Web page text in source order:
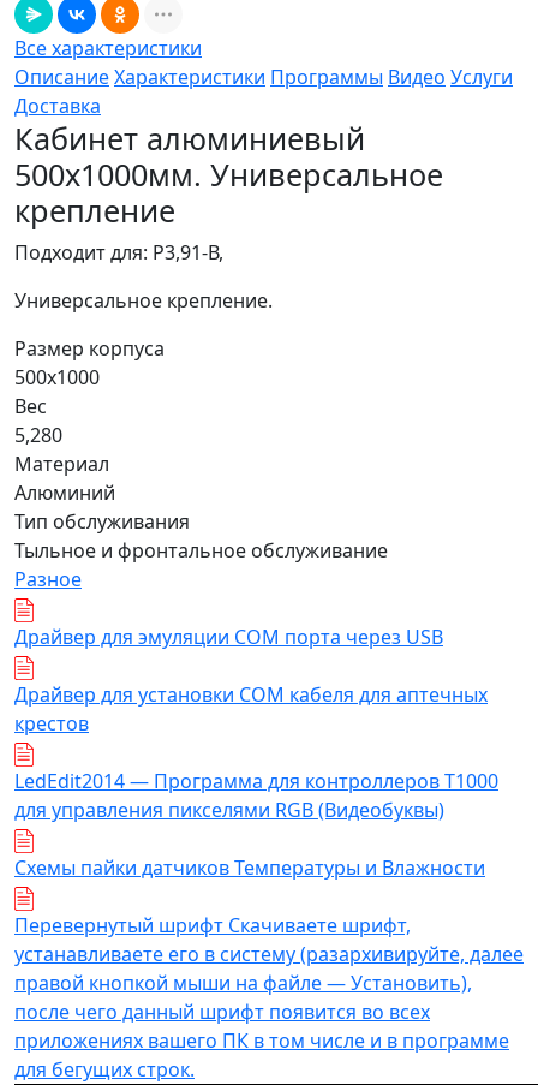
Все характеристики
ОписаниеХарактеристики Программы Видео Услуги
Доставка
Кабинет алюминиевый
500х1000мм. Универсальное
крепление
Подходит для: Р3,91-В,
Универсальное крепление.
Размер корпуса
500x1000
Вес
5,280
Материал
Алюминий
Тип обслуживания
Тыльное и фронтальное обслуживание
Разное
Драйвер для эмуляции COM порта через USB
Драйвер для установки COM кабеля для аптечных
крестов
LedEdit2014 — Программа для контроллеров T1000
для управления пикселями RGB (Видеобуквы)
Схемы пайки датчиков Температуры и Влажности
Перевернутый шрифт Скачиваете шрифт,
устанавливаете его в систему (разархивируйте, далее
правой кнопкой мыши на файле — Установить),
после чего данный шрифт появится во всех
приложениях вашего ПК в том числе и в программе
для бегущих строк.